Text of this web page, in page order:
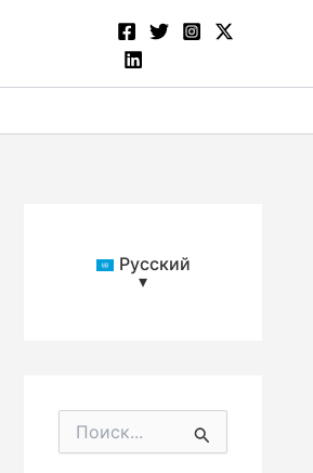
Русский
▾